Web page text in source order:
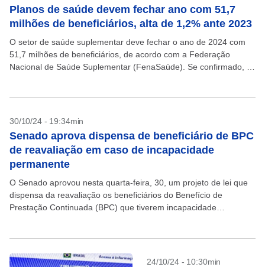
Planos de saúde devem fechar ano com 51,7
milhões de beneficiários, alta de 1,2% ante 2023
O setor de saúde suplementar deve fechar o ano de 2024 com
51,7 milhões de beneficiários, de acordo com a Federação
Nacional de Saúde Suplementar (FenaSaúde). Se confirmado, o
30/10/24 - 19:34min
Senado aprova dispensa de beneficiário de BPC
de reavaliação em caso de incapacidade
permanente
O Senado aprovou nesta quarta-feira, 30, um projeto de lei que
dispensa da reavaliação os beneficiários do Benefício de
Prestação Continuada (BPC) que tiverem incapacidade
24/10/24 - 10:30min